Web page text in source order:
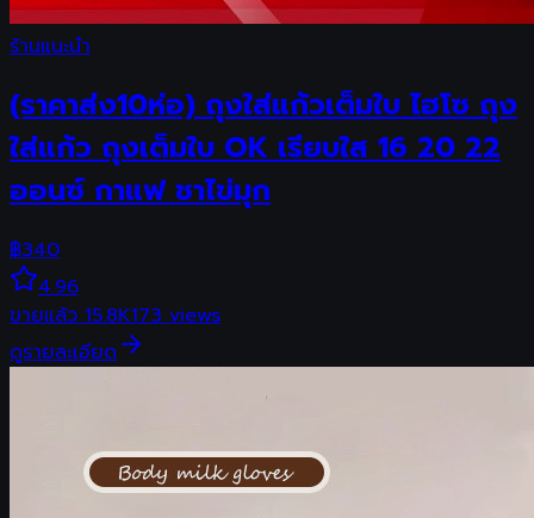
ร้านแนะนำ
(ราคาส่ง10ห่อ) ถุงใส่แก้วเต็มใบ ไฮโซ ถุง
ใส่แก้ว ถุงเต็มใบ OK เรียบใส 16 20 22
ออนซ์ กาแฟ ชาไข่มุก
฿340
4.96
ขายแล้ว15.8K173views
ดูรายละเอียด